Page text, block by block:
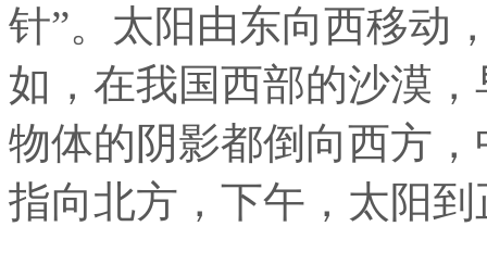
针”。太阳由东向西移动
如，在我国西部的沙漠
物体的阴影都倒向西方
指向北方，下午，太阳